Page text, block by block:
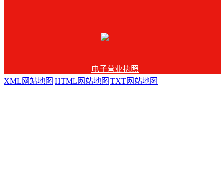
电子营业执照
XML网站地图 |HTML网站地图 |TXT网站地图